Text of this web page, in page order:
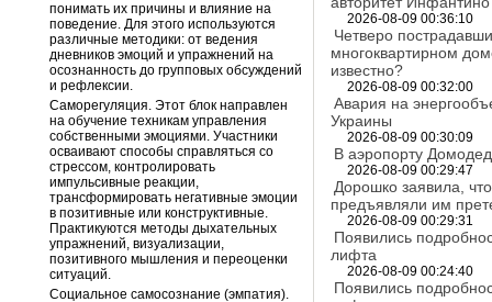
понимать их причины и влияние на
поведение. Для этого используются
различные методики: от ведения
дневников эмоций и упражнений на
осознанность до групповых обсуждений
и рефлексии.
Саморегуляция. Этот блок направлен
на обучение техникам управления
собственными эмоциями. Участники
осваивают способы справляться со
стрессом, контролировать
импульсивные реакции,
трансформировать негативные эмоции
в позитивные или конструктивные.
Практикуются методы дыхательных
упражнений, визуализации,
позитивного мышления и переоценки
ситуаций.
Социальное самосознание (эмпатия).
2026-08-09 00:36:10
Четверо
многоквартирном
известно?
2026-08-09 00:32:00
Авария на
Украины
2026-08-09 00:30:09
В аэропорту
2026-08-09 00:29:47
Дорошко заявила,
предъявляли им
2026-08-09 00:29:31
Появились
лифта
2026-08-09 00:24:40
Появились